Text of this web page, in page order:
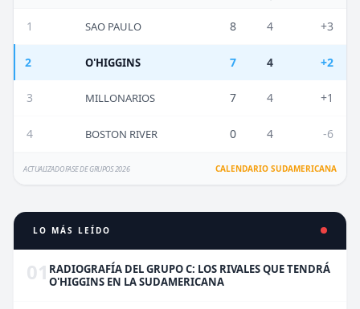
1 SAO PAULO 8 4 +3
2 O'HIGGINS 7 4 +2
3 MILLONARIOS 7 4 +1
4 BOSTON RIVER 0 4 -6
ACTUALIZADO FASE DE GRUPOS 2026 CALENDARIO SUDAMERICANA
LO MÁS LEÍDO
01 RADIOGRAFÍA DEL GRUPO C: LOS RIVALES QUE TENDRÁ
O'HIGGINS EN LA SUDAMERICANA